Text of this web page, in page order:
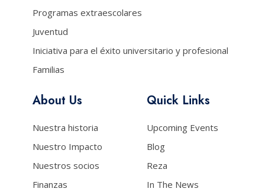
Programas extraescolares
Juventud
Iniciativa para el éxito universitario y profesional
Familias
About Us
Nuestra historia
Nuestro Impacto
Nuestros socios
Finanzas
Quick Links
Upcoming Events
Blog
Reza
In The News